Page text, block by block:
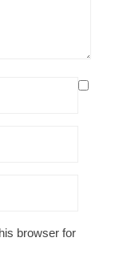
browser for